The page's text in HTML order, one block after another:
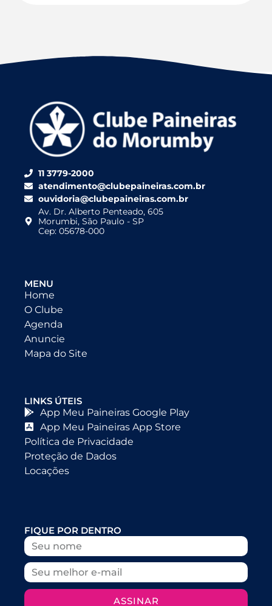
11 3779-2000
atendimento@clubepaineiras.com.br
ouvidoria@clubepaineiras.com.br
Av. Dr. Alberto Penteado, 605
Morumbi, São Paulo - SP
Cep: 05678-000
MENU
Home
O Clube
Agenda
Anuncie
Mapa do Site
LINKS ÚTEIS
App Meu Paineiras Google Play
App Meu Paineiras App Store
Política de Privacidade
Proteção de Dados
Locações
FIQUE POR DENTRO
ASSINAR